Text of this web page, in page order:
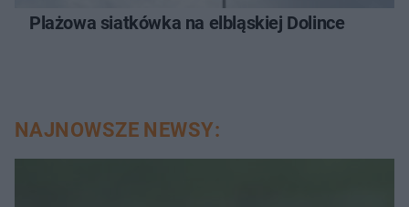
Plażowa siatkówka na elbląskiej Dolince
NAJNOWSZE NEWSY: